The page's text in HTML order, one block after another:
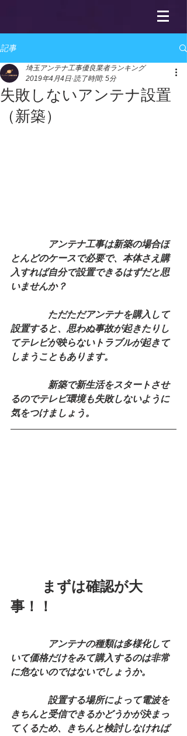
記事
失敗しないアンテナ設置
（新築）
埼玉アンテナ工事優良業者ランキング
2019年4月4日 読了時間: 5分
アンテナ工事は新築の場合ほ
とんどのケースで必要で、本体さえ購
入すれば自分で設置できるはずだと思
いませんか？
ただただアンテナを購入して
設置すると、思わぬ事故が起きたりし
てテレビが映らないトラブルが起きて
しまうこともあります。
新築で新生活をスタートさせ
るのでテレビ環境も失敗しないように
気をつけましょう。
まずは確認が大
事！！
アンテナの種類は多様化して
いて価格だけをみて購入するのは非常
に危ないのではないでしょうか。
設置する場所によって電波を
きちんと受信できるかどうかが決まっ
てくるため、きちんと検討しなければ